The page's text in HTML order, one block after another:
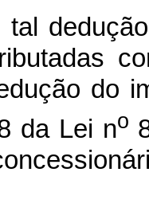
tal
do
da Lei no